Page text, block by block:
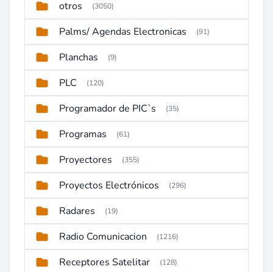
otros (3050)
Palms/ Agendas Electronicas (91)
Planchas (9)
PLC (120)
Programador de PIC`s (35)
Programas (61)
Proyectores (355)
Proyectos Electrónicos (296)
Radares (19)
Radio Comunicacion (1216)
Receptores Satelitar (128)